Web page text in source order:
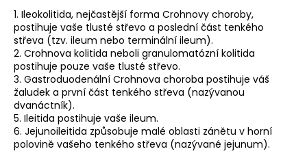
1. Ileokolitida, nejčastější forma Crohnovy choroby,
postihuje vaše tlusté střevo a poslední část tenkého
střeva (tzv. ileum nebo terminální ileum).
2. Crohnova kolitida neboli granulomatózní kolitida
postihuje pouze vaše tlusté střevo.
3. Gastroduodenální Crohnova choroba postihuje váš
žaludek a první část tenkého střeva (nazývanou
dvanáctník).
5. Ileitida postihuje vaše ileum.
6. Jejunoileitida způsobuje malé oblasti zánětu v horní
polovině vašeho tenkého střeva (nazývané jejunum).